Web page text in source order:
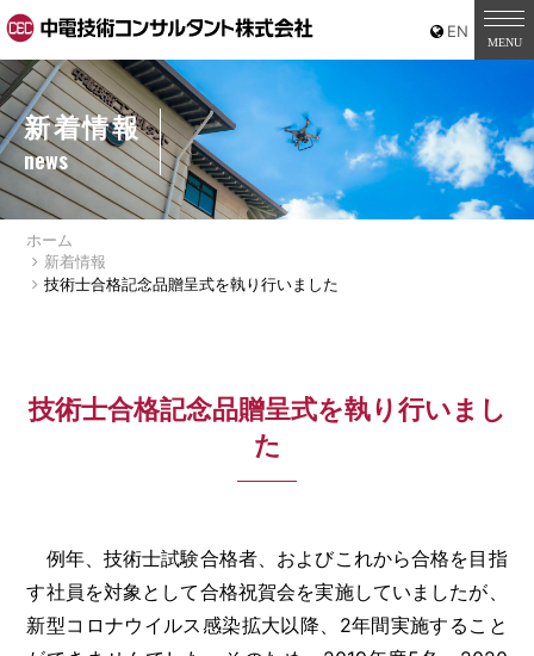
［道路交通部､国土･海洋部､企画部］
新着情報
news
ホーム
新着情報
技術士合格記念品贈呈式を執り行いました
技術士合格記念品贈呈式を執り行いまし
た
例年、技術士試験合格者、およびこれから合格を目指
す社員を対象として合格祝賀会を実施していましたが、
新型コロナウイルス感染拡大以降、2年間実施すること